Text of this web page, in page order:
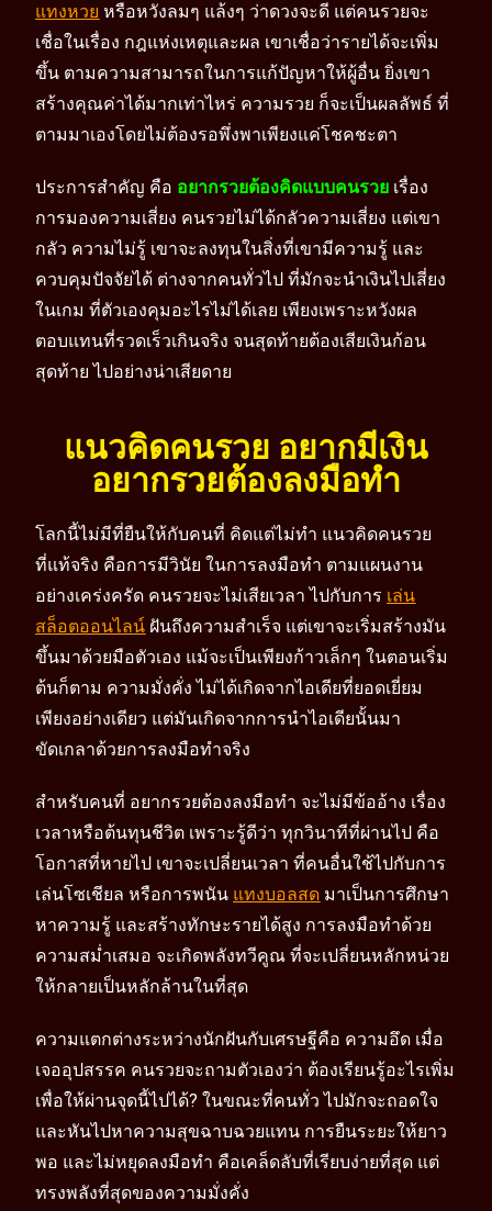
แทงหวย หรือหวังลมๆ แล้งๆ ว่าดวงจะดี แต่คนรวยจะ
เชื่อในเรื่อง กฎแห่งเหตุและผล เขาเชื่อว่ารายได้จะเพิ่ม
ขึ้น ตามความสามารถในการแก้ปัญหาให้ผู้อื่น ยิ่งเขา
สร้างคุณค่าได้มากเท่าไหร่ ความรวย ก็จะเป็นผลลัพธ์ ที่
ตามมาเองโดยไม่ต้องรอพึ่งพาเพียงแค่โชคชะตา
ประการสำคัญ คือ อยากรวยต้องคิดแบบคนรวย เรื่อง
การมองความเสี่ยง คนรวยไม่ได้กลัวความเสี่ยง แต่เขา
กลัว ความไม่รู้ เขาจะลงทุนในสิ่งที่เขามีความรู้ และ
ควบคุมปัจจัยได้ ต่างจากคนทั่วไป ที่มักจะนำเงินไปเสี่ยง
ในเกม ที่ตัวเองคุมอะไรไม่ได้เลย เพียงเพราะหวังผล
ตอบแทนที่รวดเร็วเกินจริง จนสุดท้ายต้องเสียเงินก้อน
สุดท้าย ไปอย่างน่าเสียดาย
แนวคิดคนรวย อยากมีเงิน
อยากรวยต้องลงมือทำ
โลกนี้ไม่มีที่ยืนให้กับคนที่ คิดแต่ไม่ทำ แนวคิดคนรวย
ที่แท้จริง คือการมีวินัย ในการลงมือทำ ตามแผนงาน
อย่างเคร่งครัด คนรวยจะไม่เสียเวลา ไปกับการ เล่น
สล็อตออนไลน์ ฝันถึงความสำเร็จ แต่เขาจะเริ่มสร้างมัน
ขึ้นมาด้วยมือตัวเอง แม้จะเป็นเพียงก้าวเล็กๆ ในตอนเริ่ม
ต้นก็ตาม ความมั่งคั่ง ไม่ได้เกิดจากไอเดียที่ยอดเยี่ยม
เพียงอย่างเดียว แต่มันเกิดจากการนำไอเดียนั้นมา
ขัดเกลาด้วยการลงมือทำจริง
สำหรับคนที่ อยากรวยต้องลงมือทำ จะไม่มีข้ออ้าง เรื่อง
เวลาหรือต้นทุนชีวิต เพราะรู้ดีว่า ทุกวินาทีที่ผ่านไป คือ
โอกาสที่หายไป เขาจะเปลี่ยนเวลา ที่คนอื่นใช้ไปกับการ
เล่นโซเชียล หรือการพนัน แทงบอลสด มาเป็นการศึกษา
หาความรู้ และสร้างทักษะรายได้สูง การลงมือทำด้วย
ความสม่ำเสมอ จะเกิดพลังทวีคูณ ที่จะเปลี่ยนหลักหน่วย
ให้กลายเป็นหลักล้านในที่สุด
ความแตกต่างระหว่างนักฝันกับเศรษฐีคือ ความอึด เมื่อ
เจออุปสรรค คนรวยจะถามตัวเองว่า ต้องเรียนรู้อะไรเพิ่ม
เพื่อให้ผ่านจุดนี้ไปได้? ในขณะที่คนทั่ว ไปมักจะถอดใจ
และหันไปหาความสุขฉาบฉวยแทน การยืนระยะให้ยาว
พอ และไม่หยุดลงมือทำ คือเคล็ดลับที่เรียบง่ายที่สุด แต่
ทรงพลังที่สุดของความมั่งคั่ง